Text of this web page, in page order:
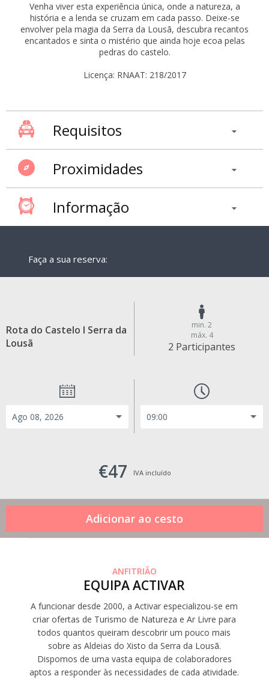
Venha viver esta experiência única, onde a natureza, a
história e a lenda se cruzam em cada passo. Deixe-se
envolver pela magia da Serra da Lousã, descubra recantos
encantados e sinta o mistério que ainda hoje ecoa pelas
pedras do castelo.
Licença: RNAAT: 218/2017
Requisitos
Proximidades
Informação
Faça a sua reserva:
Rota do Castelo I Serra da
Lousã
min. 2
máx. 4
2 Participantes
€47 IVA incluído
ANFITRIÃO
EQUIPA ACTIVAR
A funcionar desde 2000, a Activar especializou-se em
criar ofertas de Turismo de Natureza e Ar Livre para
todos quantos queiram descobrir um pouco mais
sobre as Aldeias do Xisto da Serra da Lousã.
Dispomos de uma vasta equipa de colaboradores
aptos a responder às necessidades de cada atividade.